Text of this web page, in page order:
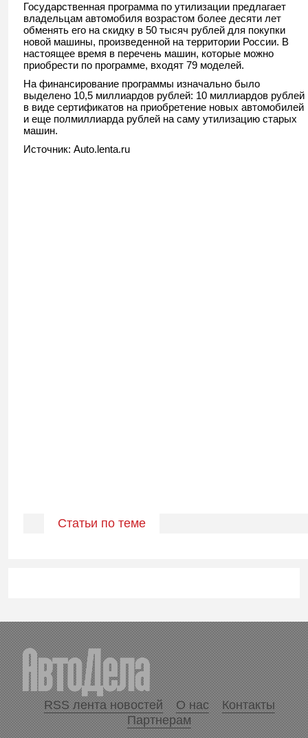
Государственная программа по утилизации предлагает
владельцам автомобиля возрастом более десяти лет
обменять его на скидку в 50 тысяч рублей для покупки
новой машины, произведенной на территории России. В
настоящее время в перечень машин, которые можно
приобрести по программе, входят 79 моделей.
На финансирование программы изначально было
выделено 10,5 миллиардов рублей: 10 миллиардов рублей
в виде сертификатов на приобретение новых автомобилей
и еще полмиллиарда рублей на саму утилизацию старых
машин.
Источник: Auto.lenta.ru
Статьи по теме
RSS лента новостей О нас
Контакты
Партнерам